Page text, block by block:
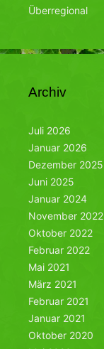
Überregional
Archiv
Juli 2026
Januar 2026
Dezember 2025
Juni 2025
Januar 2024
November 2022
Oktober 2022
Februar 2022
Mai 2021
März 2021
Februar 2021
Januar 2021
Oktober 2020